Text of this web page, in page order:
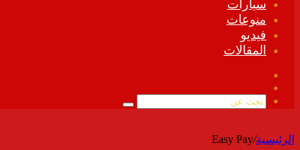
سيارات
منوعات
فيديو
المقالات
الموقع
بحث
الرئيسية/
Easy Pay